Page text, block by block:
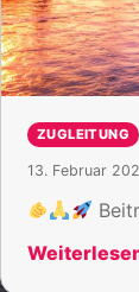
ZUGLEITUNG
13. Februar